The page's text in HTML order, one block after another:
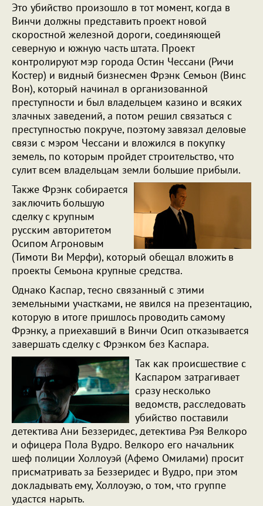
Это убийство произошло в тот момент, когда в
Винчи должны представить проект новой
скоростной железной дороги, соединяющей
северную и южную часть штата. Проект
контролируют мэр города Остин Чессани (Ричи
Костер) и видный бизнесмен Фрэнк Семьон (Винс
Вон), который начинал в организованной
преступности и был владельцем казино и всяких
злачных заведений, а потом решил связаться с
преступностью покруче, поэтому завязал деловые
связи с мэром Чессани и вложился в покупку
земель, по которым пройдет строительство, что
сулит всем владельцам земли большие прибыли.
Также Фрэнк собирается
заключить большую
сделку с крупным
русским авторитетом
Осипом Агроновым
(Тимоти Ви Мерфи), который обещал вложить в
проекты Семьона крупные средства.
Однако Каспар, тесно связанный с этими
земельными участками, не явился на презентацию,
которую в итоге пришлось проводить самому
Фрэнку, а приехавший в Винчи Осип отказывается
завершать сделку с Фрэнком без Каспара.
Так как происшествие с
Каспаром затрагивает
сразу несколько
ведомств, расследовать
убийство поставили
детектива Ани Беззеридес, детектива Рэя Велкоро
и офицера Пола Вудро. Велкоро его начальник
шеф полиции Холлоуэй (Афемо Омилами) просит
присматривать за Беззеридес и Вудро, при этом
докладывать ему, Холлоуэю, о том, что группе
удастся нарыть.